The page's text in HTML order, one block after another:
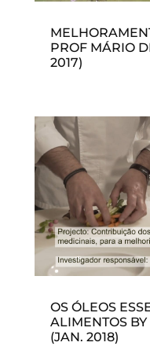
PROF MÁRIO
2017)
OS ÓLEOS
ALIMENTOS
(JAN. 2018)